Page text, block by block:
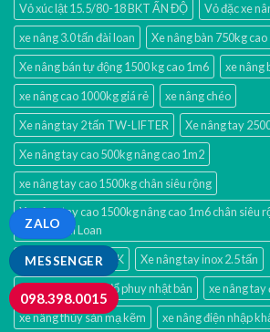
MESSENGER
ZALO
098.398.0015
Vỏ xúc lật 15.5/80-18 BKT ẤN ĐỘ
Vỏ đặc xe
xe nâng 3.0 tấn đài loan
Xe nâng bàn 750kg
Xe nâng bán tự động 1500 kg cao 1m6
xe nâng
xe nâng cao 1000kg giá rẻ
xe nâng chéo
Xe nâng tay 2 tấn TW-LIFTER
Xe nâng tay
Xe nâng tay cao 500kg nâng cao 1m2
xe nâng tay cao 1500kg chân siêu rộng
Xe nâng tay cao 1500kg nâng cao 1m6 chân siêu
LIFTER Đài Loan
Xe nâng tay cao OPK
Xe nâng tay inox 2.5 tấn
xe nâng tay quay đổ phuy nhật bản
xe nâng tay
xe nâng thủy sản mạ kẽm
xe nâng điện nhập